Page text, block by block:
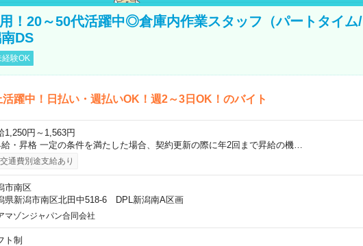
！20～50代活躍中◎倉庫内作業スタッフ（パートタイム/
DS
験OK
躍中！日払い・週払いOK！週2～3日OK！のバイト
1,250円～1,563円
・昇格 一定の条件を満たした場合、契約更新の際に年2回まで昇給の機…
交通費別途支給あり
市南区
県新潟市南区北田中518-6 DPL新潟南A区画
マゾンジャパン合同会社
ト制